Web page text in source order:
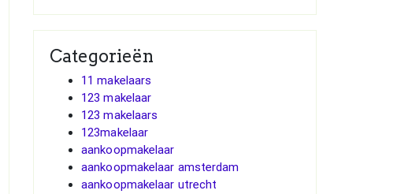
Categorieën
11 makelaars
123 makelaar
123 makelaars
123makelaar
aankoopmakelaar
aankoopmakelaar amsterdam
aankoopmakelaar utrecht